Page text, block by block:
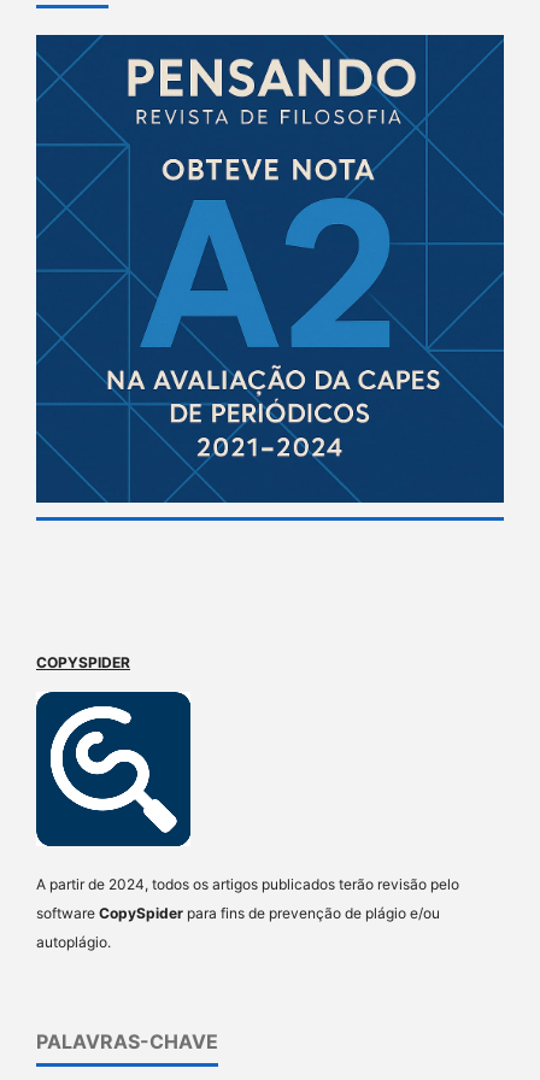
COPYSPIDER
A partir de 2024, todos os artigos publicados terão revisão pelo
software CopySpider para fins de prevenção de plágio e/ou
autoplágio.
PALAVRAS-CHAVE